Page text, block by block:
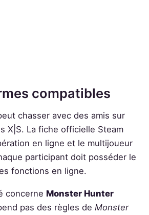
compatibles
chasser avec des amis sur
X|S. La fiche officielle Steam
en ligne et le multijoueur
participant doit posséder le
fonctions en ligne.
concerne Monster Hunter
pas des règles de Monster